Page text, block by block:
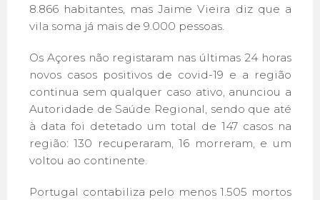
8.866 habitantes, mas Jaime Vieira diz que a
vila soma já mais de 9.000 pessoas.
Os Açores não registaram nas últimas 24 horas
novos casos positivos de covid-19 e a região
continua sem qualquer caso ativo, anunciou a
Autoridade de Saúde Regional, sendo que até
à data foi detetado um total de 147 casos na
região: 130 recuperaram, 16 morreram, e um
voltou ao continente.
Portugal contabiliza pelo menos 1.505 mortos